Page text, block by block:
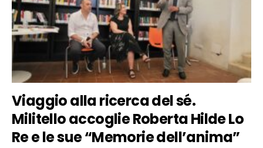
Viaggio alla ricerca del sé.
Militello accoglie Roberta Hilde Lo
Re e le sue “Memorie dell’anima”